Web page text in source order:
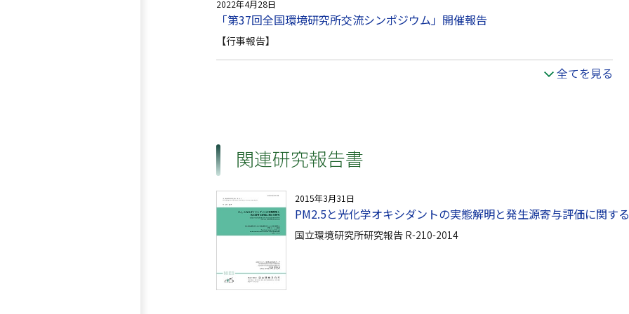
2022年4月28日
「第37回全国環境研究所交流シンポジウム」開催報告
【行事報告】
全てを見る
関連研究報告書
2015年3月31日
PM2.5と光化学オキシダントの実態解明と発生源寄与評価に関す
国立環境研究所研究報告 R-210-2014